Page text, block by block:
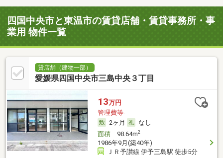
四国中央市と東温市の賃貸店舗・賃貸事務所・事
業用 物件一覧
貸店舗（建物一部）
愛媛県四国中央市三島中央３丁目
13万円
管理費等-
2ヶ月
なし
面積98.64m2
1986年9月(築40年)
ＪＲ予讃線 伊予三島駅 徒歩5分